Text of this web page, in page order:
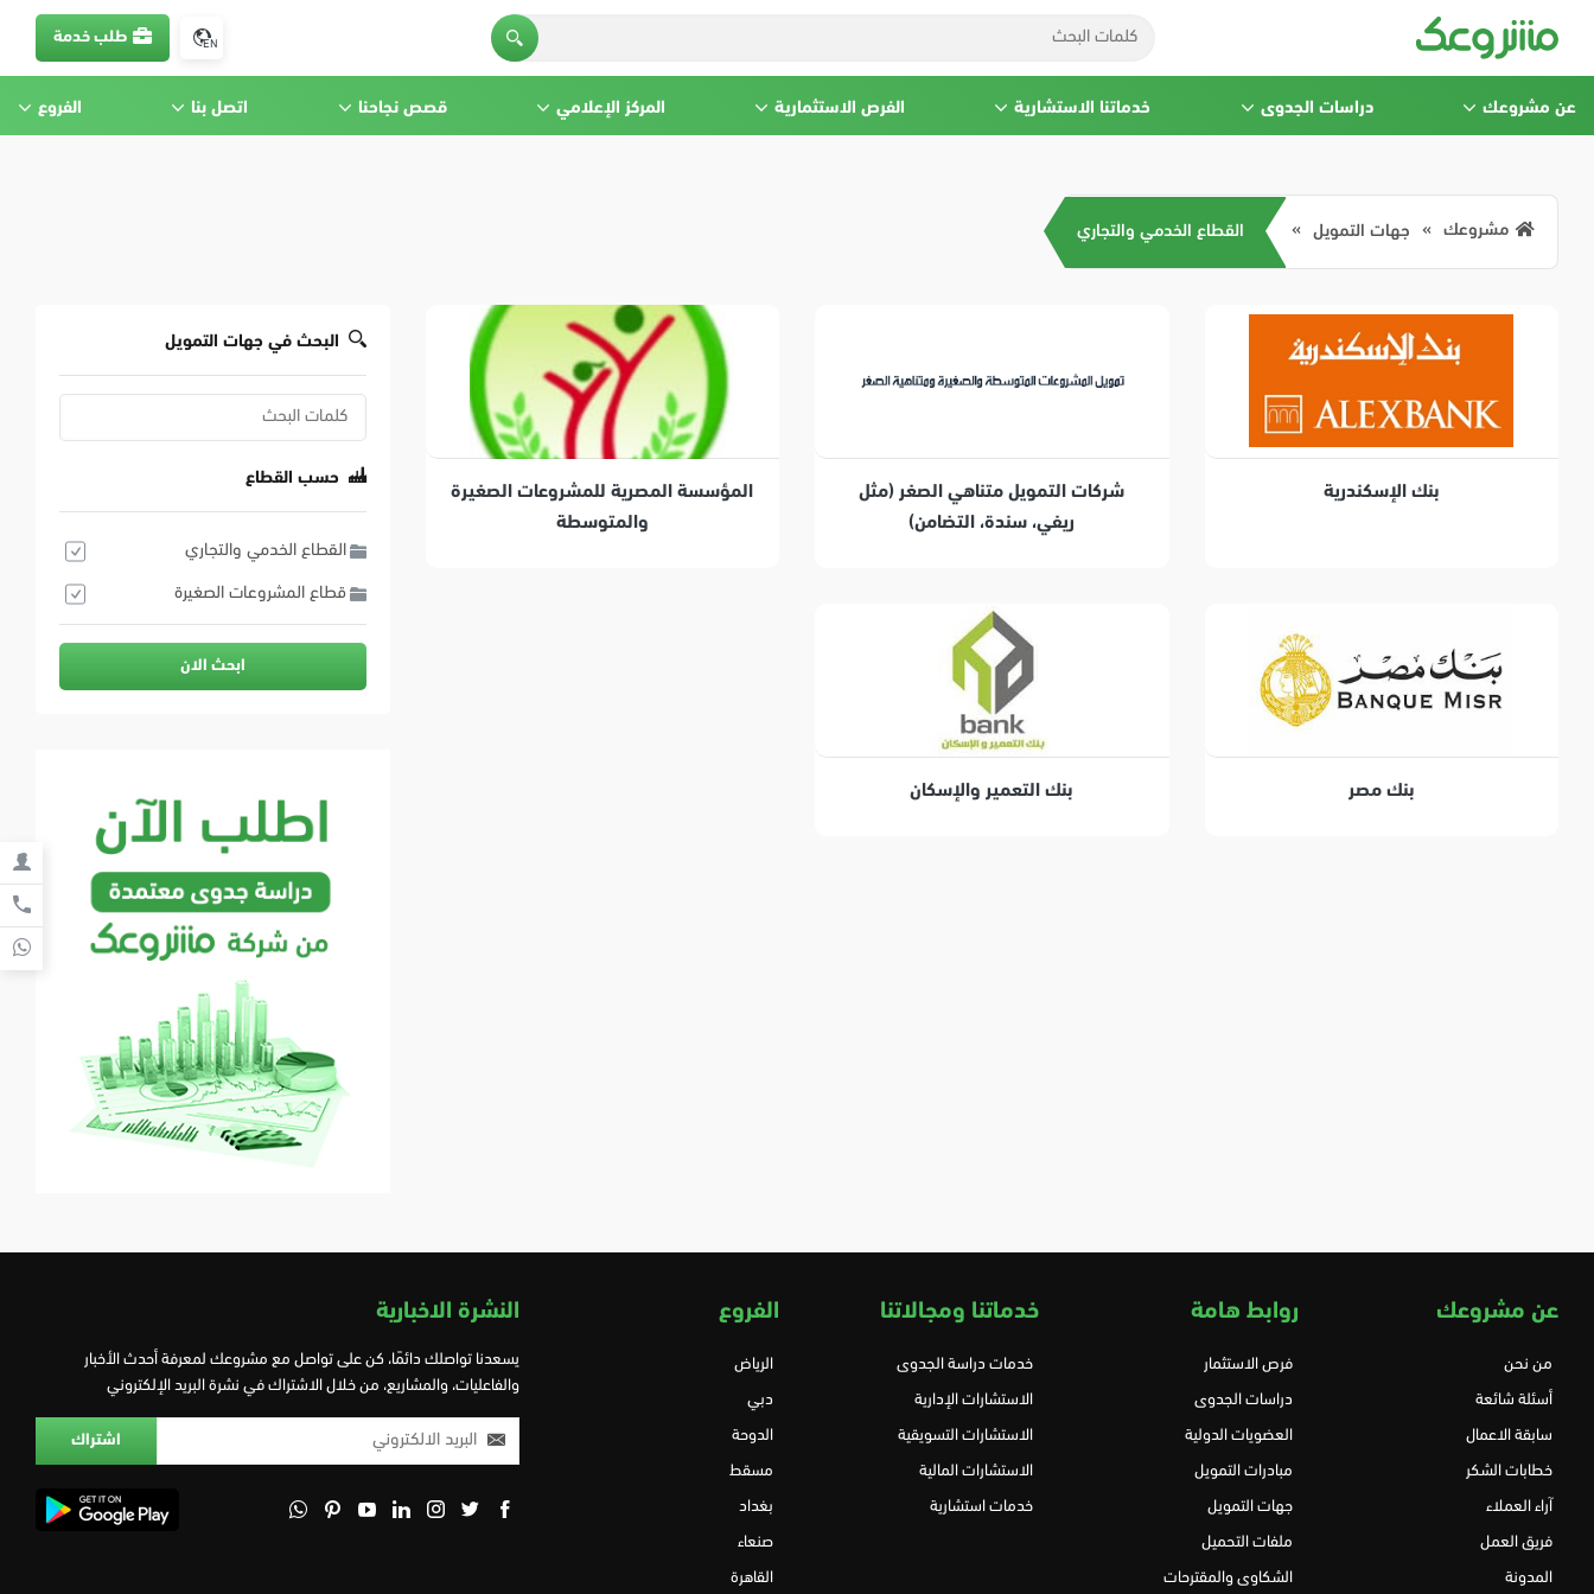
EN طلب خدمة
عن مشروعك دراسات الجدوى خدماتنا الاستشارية الفرص الاستثمارية المركز الإعلامي قصص نجاحنا اتصل بنا الفروع
مشروعك جهات التمويل القطاع الخدمي والتجاري
بنك الإسكندرية
شركات التمويل متناهي الصغر (مثل
ريفي، سندة، التضامن)
المؤسسة المصرية للمشروعات الصغيرة
والمتوسطة
بنك مصر بنك التعمير والإسكان
البحث في جهات التمويل
حسب القطاع
القطاع الخدمي والتجاري
قطاع المشروعات الصغيرة
ابحث الان
عن مشروعك
من نحن
أسئلة شائعة
سابقة الاعمال
خطابات الشكر
آراء العملاء
فريق العمل
المدونة
روابط هامة
فرص الاستثمار
دراسات الجدوى
العضويات الدولية
مبادرات التمويل
جهات التمويل
ملفات التحميل
الشكاوى والمقترحات
خدماتنا ومجالاتنا
خدمات دراسة الجدوى
الاستشارات الإدارية
الاستشارات التسويقية
الاستشارات المالية
خدمات استشارية
الفروع
الرياض
دبي
الدوحة
مسقط
بغداد
صنعاء
القاهرة
النشرة الاخبارية
يسعدنا تواصلك دائمًا، كن على تواصل مع مشروعك لمعرفة أحدث الأخبار
والفاعليات، والمشاريع، من خلال الاشتراك في نشرة البريد الإلكتروني